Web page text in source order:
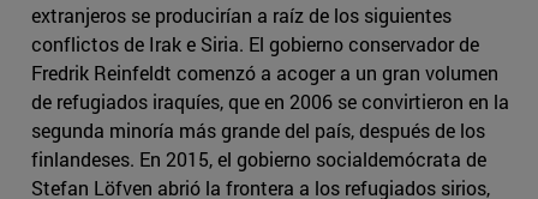
extranjeros se producirían a raíz de los siguientes
conflictos de Irak e Siria. El gobierno conservador de
Fredrik Reinfeldt comenzó a acoger a un gran volumen
de refugiados iraquíes, que en 2006 se convirtieron en la
segunda minoría más grande del país, después de los
finlandeses. En 2015, el gobierno socialdemócrata de
Stefan Löfven abrió la frontera a los refugiados sirios,